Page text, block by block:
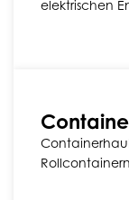
elektrischen